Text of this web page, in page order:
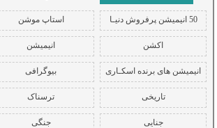
استاپ موشن
انیمیشن
انیمیشن های برنده اسکـاری بیوگرافی
تاریخی ترسناک
جنایی جنگی